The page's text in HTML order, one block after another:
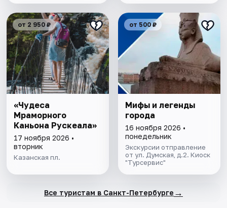
от 2 950 ₽
«Чудеса
Мраморного
Каньона Рускеала»
17 ноября 2026 •
вторник
Казанская пл.
от 500 ₽
Мифы и легенды
города
16 ноября 2026 •
понедельник
Экскурсии отправление
от ул. Думская, д.2. Киоск
"Турсервис"
Все туристам в Санкт-Петербурге →